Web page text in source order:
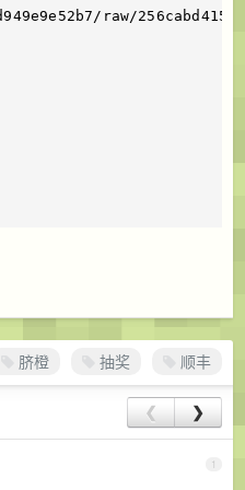
raw/
脐橙 抽奖 顺丰
❮ ❯
1